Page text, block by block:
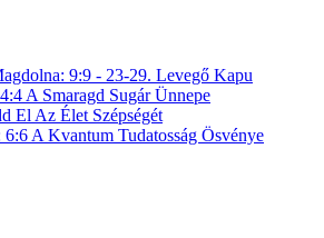
9:9 - 23-29. Levegő Kapu
A Smaragd Sugár Ünnepe
El Az Élet Szépségét
A Kvantum Tudatosság Ösvénye